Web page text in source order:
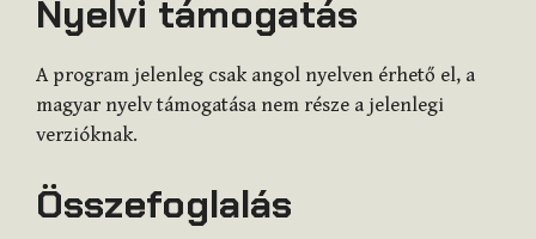
Nyelvi támogatás
A program jelenleg csak angol nyelven érhető el, a
magyar nyelv támogatása nem része a jelenlegi
verzióknak.
Összefoglalás